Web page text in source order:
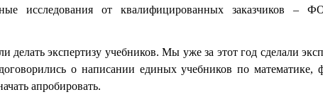
исследования от квалифицированных заказчиков –
экспертизу учебников. Мы уже за этот год сделали
о написании единых учебников по математике,
апробировать.